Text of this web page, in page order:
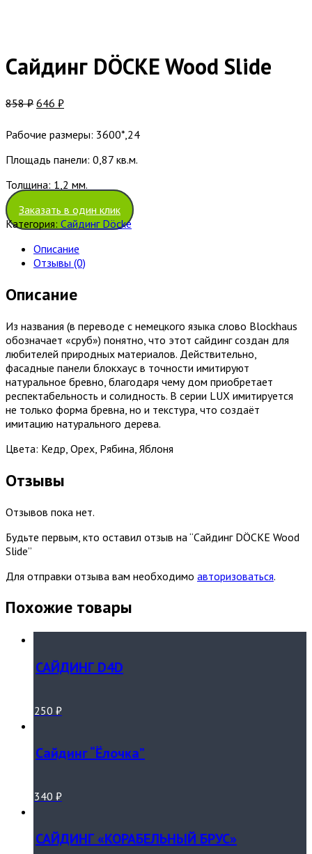
Сайдинг DÖCKE Wood Slide
858₽ 646 ₽
Рабочие размеры: 3600*,24
Площадь панели: 0,87 кв.м.
Толщина: 1,2 мм.
Заказать в один клик
Категория: Сайдинг Döcke
Описание
Отзывы (0)
Описание
Из названия (в переводе с немецкого языка слово Blockhaus
обозначает «сруб») понятно, что этот сайдинг создан для
любителей природных материалов. Действительно,
фасадные панели блокхаус в точности имитируют
натуральное бревно, благодаря чему дом приобретает
респектабельность и солидность. В серии LUX имитируется
не только форма бревна, но и текстура, что создаёт
имитацию натурального дерева.
Цвета: Кедр, Орех, Рябина, Яблоня
Отзывы
Отзывов пока нет.
Будьте первым, кто оставил отзыв на “Сайдинг DÖCKE Wood
Slide”
Для отправки отзыва вам необходимо авторизоваться.
Похожие товары
САЙДИНГ D4D
250 ₽
Сайдинг “Ёлочка”
340 ₽
САЙДИНГ «КОРАБЕЛЬНЫЙ БРУС»